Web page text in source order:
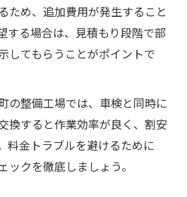
ため、追加費用が発生すること
する場合は、見積もり段階で部
してもらうことがポイントで
の整備工場では、車検と同時に
換すると作業効率が良く、割安
料金トラブルを避けるために
クを徹底しましょう。